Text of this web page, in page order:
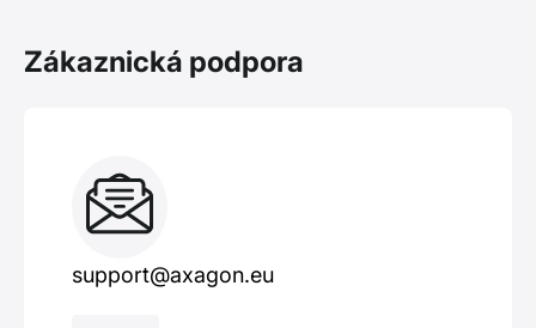
Zákaznická podpora
support@axagon.eu